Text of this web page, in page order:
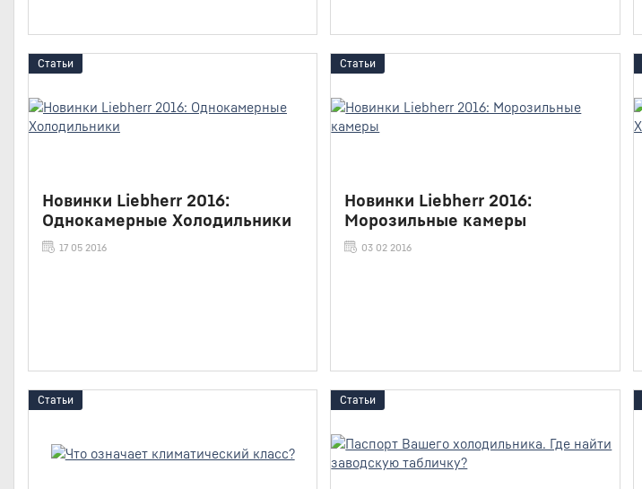
Статьи
Новинки Liebherr 2016:
Однокамерные Холодильники
17 05 2016
Статьи
Новинки Liebherr 2016:
Морозильные камеры
03 02 2016
Статьи Статьи